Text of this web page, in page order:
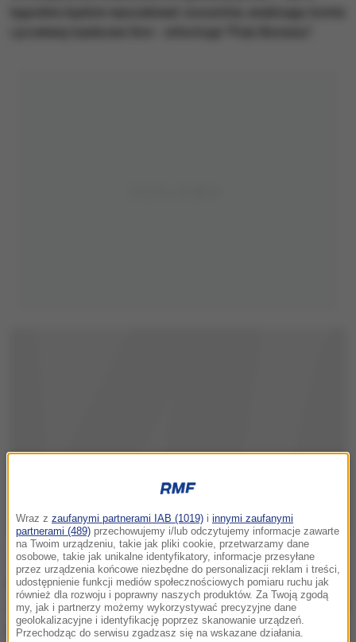
Jak podaje "Puls Biznesu", od 1 stycznia 2018 r. ma
ruszyć w Ministerstwie Finansów wydzielona strefa
specjalna, w której gromadzone będą wrażliwe dane o
rachunkach bankowych przedsiębiorców i
Wraz z zaufanymi partnerami IAB (1019) i innymi zaufanymi
partnerami (489) przechowujemy i/lub odczytujemy informacje zawarte
na Twoim urządzeniu, takie jak pliki cookie, przetwarzamy dane
osobowe, takie jak unikalne identyfikatory, informacje przesyłane
przez urządzenia końcowe niezbędne do personalizacji reklam i treści,
udostępnienie funkcji mediów społecznościowych pomiaru ruchu jak
również dla rozwoju i poprawny naszych produktów. Za Twoją zgodą
my, jak i partnerzy możemy wykorzystywać precyzyjne dane
geolokalizacyjne i identyfikację poprzez skanowanie urządzeń.
Przechodząc do serwisu zgadzasz się na wskazane działania.